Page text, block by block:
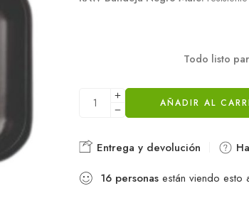
Todo listo
AÑADIR AL
Entrega y devolución
16 personas están viendo esto